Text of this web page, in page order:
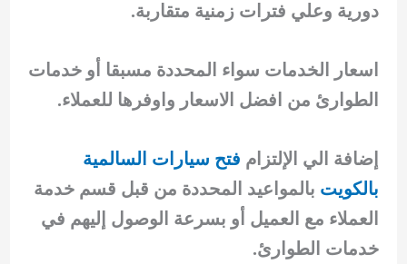
دورية وعلي فترات زمنية متقاربة.
اسعار الخدمات سواء المحددة مسبقا أو خدمات
الطوارئ من افضل الاسعار واوفرها للعملاء.
إضافة الي الإلتزام فتح سيارات السالمية
بالكويت بالمواعيد المحددة من قبل قسم خدمة
العملاء مع العميل أو بسرعة الوصول إليهم في
خدمات الطوارئ.